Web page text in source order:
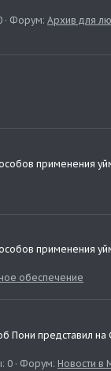
Форум: Архив для
применения
применения
обеспечение
Пони представил на
0 Форум: Новости в